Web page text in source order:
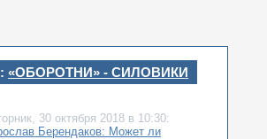
«ОБОРОТНИ» - СИЛОВИКИ
30 октября 2018 в 10:30:
Берендаков: Может ли